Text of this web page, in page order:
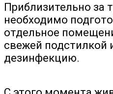
Приблизительно за
необходимо
отдельное
свежей подстилкой
дезинфекцию.